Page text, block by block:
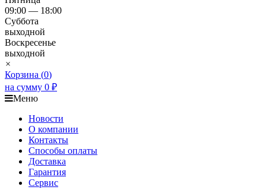
09:00 — 18:00
Суббота
выходной
Воскресенье
выходной
×
Корзина (0)
на сумму 0 ₽
Меню
Новости
О компании
Контакты
Способы оплаты
Доставка
Гарантия
Сервис